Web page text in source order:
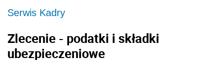
Serwis Kadry
Zlecenie - podatki i składki
ubezpieczeniowe